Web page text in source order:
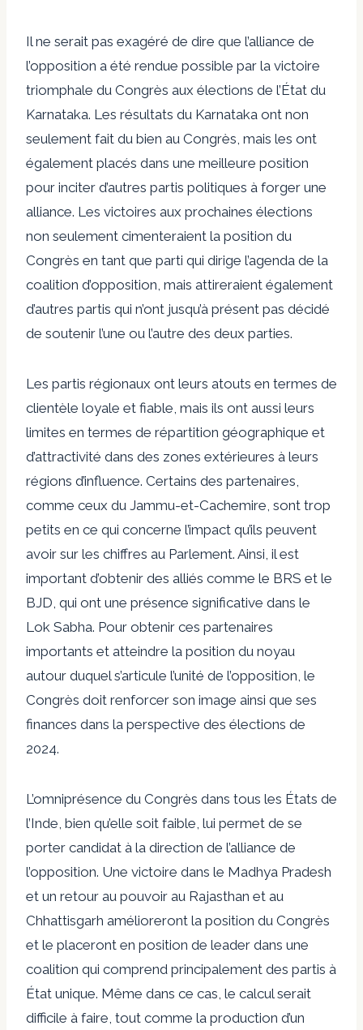
Il ne serait pas exagéré de dire que l’alliance de
l’opposition a été rendue possible par la victoire
triomphale du Congrès aux élections de l’État du
Karnataka. Les résultats du Karnataka ont non
seulement fait du bien au Congrès, mais les ont
également placés dans une meilleure position
pour inciter d’autres partis politiques à forger une
alliance. Les victoires aux prochaines élections
non seulement cimenteraient la position du
Congrès en tant que parti qui dirige l’agenda de la
coalition d’opposition, mais attireraient également
d’autres partis qui n’ont jusqu’à présent pas décidé
de soutenir l’une ou l’autre des deux parties.
Les partis régionaux ont leurs atouts en termes de
clientèle loyale et fiable, mais ils ont aussi leurs
limites en termes de répartition géographique et
d’attractivité dans des zones extérieures à leurs
régions d’influence. Certains des partenaires,
comme ceux du Jammu-et-Cachemire, sont trop
petits en ce qui concerne l’impact qu’ils peuvent
avoir sur les chiffres au Parlement. Ainsi, il est
important d’obtenir des alliés comme le BRS et le
BJD, qui ont une présence significative dans le
Lok Sabha. Pour obtenir ces partenaires
importants et atteindre la position du noyau
autour duquel s’articule l’unité de l’opposition, le
Congrès doit renforcer son image ainsi que ses
finances dans la perspective des élections de
2024.
L’omniprésence du Congrès dans tous les États de
l’Inde, bien qu’elle soit faible, lui permet de se
porter candidat à la direction de l’alliance de
l’opposition. Une victoire dans le Madhya Pradesh
et un retour au pouvoir au Rajasthan et au
Chhattisgarh amélioreront la position du Congrès
et le placeront en position de leader dans une
coalition qui comprend principalement des partis à
État unique. Même dans ce cas, le calcul serait
difficile à faire, tout comme la production d’un